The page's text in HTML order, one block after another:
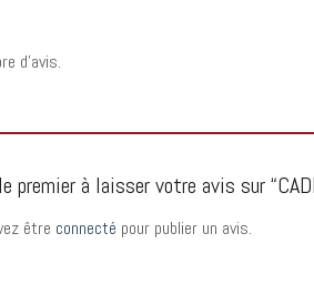
d’avis.
premier à laisser votre avis sur
être connecté pour publier un avis.